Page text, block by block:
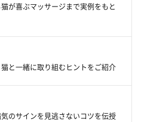
が喜ぶマッサージまで実例をもと
と一緒に取り組むヒントをご紹介
のサインを見逃さないコツを伝授